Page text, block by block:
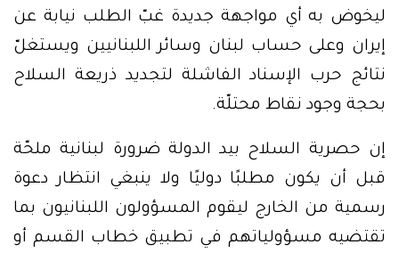
ليخوض به أي مواجهة جديدة غبّ الطلب نيابة عن
إيران وعلى حساب لبنان وسائر اللبنانيين ويستغلّ
نتائج حرب الإسناد الفاشلة لتجديد ذريعة السلاح
بحجة وجود نقاط محتلّة.
إن حصرية السلاح بيد الدولة ضرورة لبنانية ملحّة
قبل أن يكون مطلبًا دوليًا ولا ينبغي انتظار دعوة
رسمية من الخارج ليقوم المسؤولون اللبنانيون بما
تقتضيه مسؤولياتهم في تطبيق خطاب القسم أو